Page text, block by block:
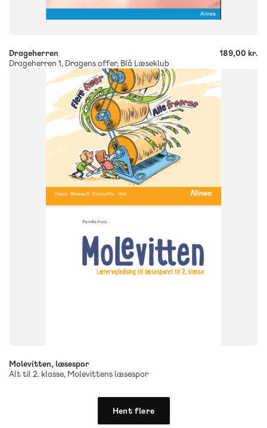
+
Drageherren
Drageherren 1, Dragens offer, Blå Læseklub
189,00 kr.
Molevitten, læsespor
Molevitten, læsespor
Alt til 2. klasse, Molevittens læsespor
Hent flere